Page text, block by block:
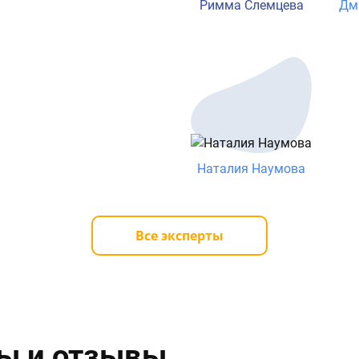
Римма Слемцева
Наталия Наумова
Все эксперты